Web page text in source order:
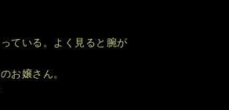
ている。よく見ると腕が
お嬢さん。